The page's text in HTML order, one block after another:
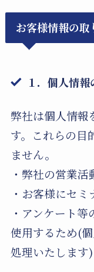
お客様情報の
１．個人情
弊社は個人情報
す。これらの目
ません。
・弊社の営業活
・お客様にセ
・アンケート
使用するため(
処理いたします)